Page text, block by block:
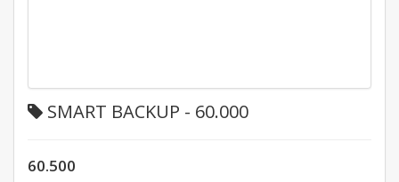
SMART BACKUP - 60.000
60.500